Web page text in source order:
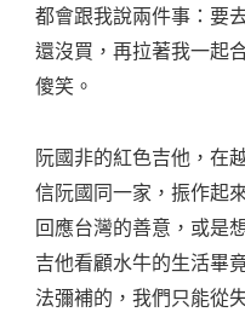
都會跟我說兩件事：要
還沒買，再拉著我一起
傻笑。
阮國非的紅色吉他，在
信阮國同一家，振作起
回應台灣的善意，或是
吉他看顧水牛的生活畢
法彌補的，我們只能從